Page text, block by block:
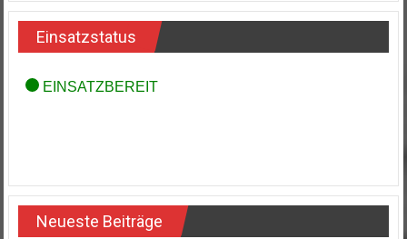
Einsatzstatus
Neueste Beiträge